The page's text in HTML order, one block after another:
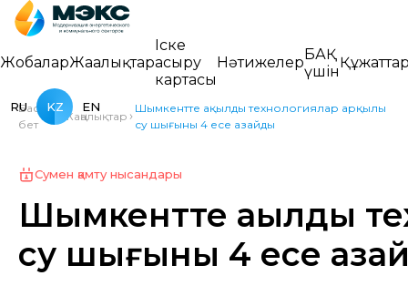
ЖобаларЖаңалықтар
Іске
асыру
картасы
НәтижелерБАҚ
үшін
RU KZ EN
Басты
бет
Жаңалықтар
Шымкентте ақылды технологиялар арқылы
су шығыны 4 есе азайды
Сумен қамту нысандары
Шымкентте ақылды
су шығыны 4 есе